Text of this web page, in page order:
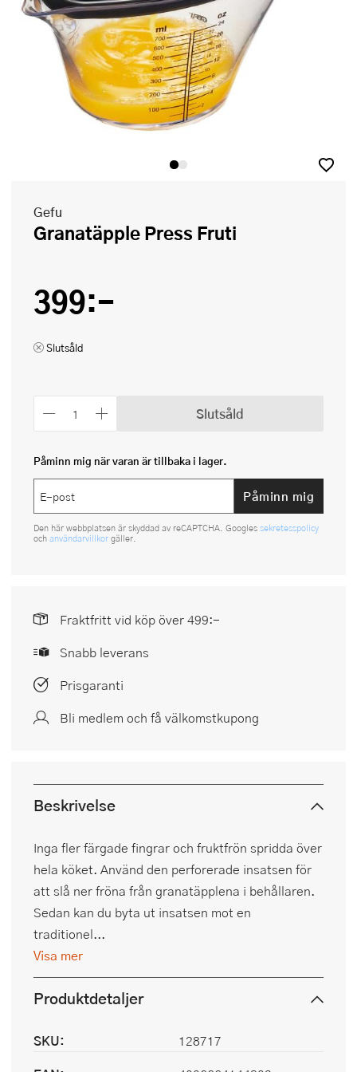
Gefu
Granatäpple Press Fruti
399:-
Slutsåld
Slutsåld
Påminn mig när varan är tillbaka i lager.
Påminn mig
Den här webbplatsen är skyddad av reCAPTCHA. Googles sekretesspolicy
och användarvillkor gäller.
Fraktfritt vid köp över 499:-
Snabb leverans
Prisgaranti
Bli medlem och få välkomstkupong
Beskrivelse
Inga fler färgade fingrar och fruktfrön spridda över
hela köket. Använd den perforerade insatsen för
att slå ner fröna från granatäpplena i behållaren.
Sedan kan du byta ut insatsen mot en
traditionel...
Visa mer
Produktdetaljer
SKU:
128717